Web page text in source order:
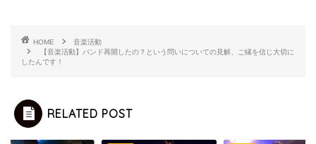
HOME
音楽活動
【音楽活動】バンド再開したの？という問いについての見解、ご縁を信じ大切に
したんです！
RELATED POST